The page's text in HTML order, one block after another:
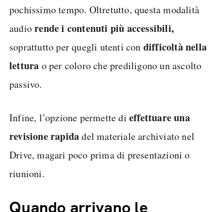
pochissimo tempo. Oltretutto, questa modalità
audiorende i contenuti più accessibili,
soprattutto per quegli utenti con difficoltà nella
lettura o per coloro che prediligono un ascolto
passivo.
Infine, l’opzione permette di effettuare una
revisione rapidadel materiale archiviato nel
Drive, magari poco prima di presentazioni o
riunioni.
Quando arrivano le